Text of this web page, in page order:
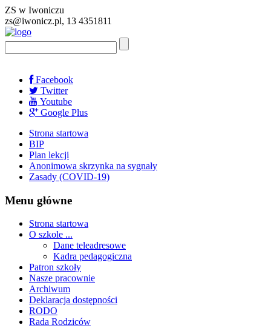
ZS w Iwoniczu
zs@iwonicz.pl, 13 4351811
Facebook
Twitter
Youtube
Google Plus
Strona startowa
BIP
Plan lekcji
Anonimowa skrzynka na sygnały
Zasady (COVID-19)
Menu główne
Strona startowa
O szkole ...
Dane teleadresowe
Kadra pedagogiczna
Patron szkoły
Nasze pracownie
Archiwum
Deklaracja dostępności
RODO
Rada Rodziców